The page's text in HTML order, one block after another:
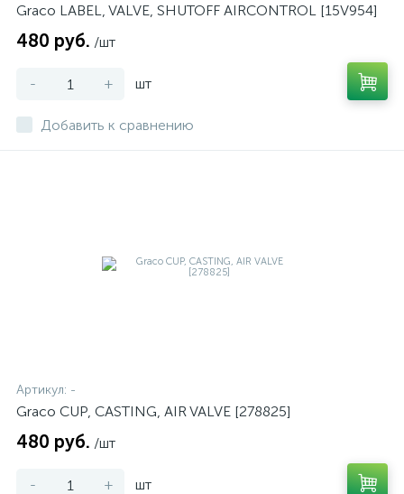
Graco LABEL, VALVE, SHUTOFF AIRCONTROL [15V954]
480 руб. /шт
- + шт
Добавить к сравнению
Артикул: -
Graco CUP, CASTING, AIR VALVE [278825]
480 руб. /шт
- + шт